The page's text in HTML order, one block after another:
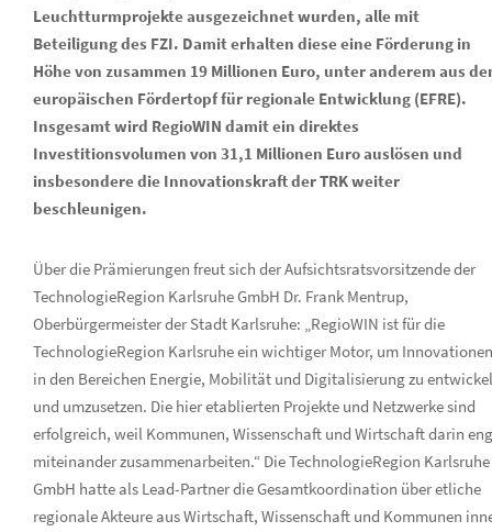
Leuchtturmprojekte ausgezeichnet wurden, alle mit
Beteiligung des FZI. Damit erhalten diese eine Förderung in
Höhe von zusammen 19 Millionen Euro, unter anderem aus
europäischen Fördertopf für regionale Entwicklung (EFRE).
Insgesamt wird RegioWIN damit ein direktes
Investitionsvolumen von 31,1 Millionen Euro auslösen und
insbesondere die Innovationskraft der TRK weiter
beschleunigen.
Über die Prämierungen freut sich der Aufsichtsratsvorsitzende der
TechnologieRegion Karlsruhe GmbH Dr. Frank Mentrup,
Oberbürgermeister der Stadt Karlsruhe: „RegioWIN ist für die
TechnologieRegion Karlsruhe ein wichtiger Motor, um Innovationen
in den Bereichen Energie, Mobilität und Digitalisierung zu
und umzusetzen. Die hier etablierten Projekte und Netzwerke sind
erfolgreich, weil Kommunen, Wissenschaft und Wirtschaft darin eng
miteinander zusammenarbeiten.“ Die TechnologieRegion Karlsruhe
GmbH hatte als Lead-Partner die Gesamtkoordination über etliche
regionale Akteure aus Wirtschaft, Wissenschaft und Kommunen